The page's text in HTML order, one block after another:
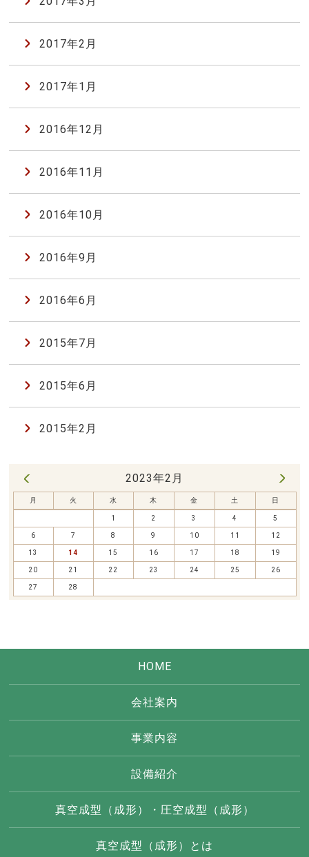
2017年2月
2017年1月
2016年12月
2016年11月
2016年10月
2016年9月
2016年6月
2015年7月
2015年6月
2015年2月
2023年2月
月 火 水 木 金 土 日
1 2 3 4 5
6 7 8 9 10 11 12
13 14 15 16 17 18 19
20 21 22 23 24 25 26
27 28
HOME
会社案内
事業内容
設備紹介
真空成型（成形）・圧空成型（成形）
真空成型（成形）とは